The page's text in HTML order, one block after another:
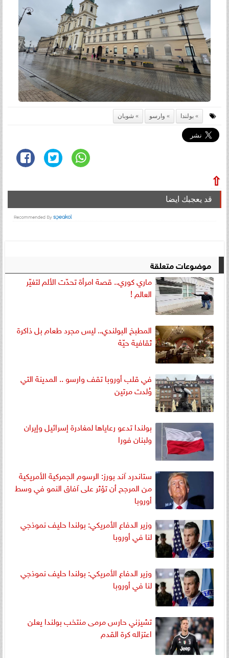
بولندا وارسو شوبان
⇧
قد يعجبك ايضا
موضوعات متعلقة
ماري كوري.. قصة امرأة تحدّت الألم لتغيّر
العالم !
المطبخ البولندي.. ليس مجرد طعام بل ذاكرة
ثقافية حيّة
في قلب أوروبا تقف وارسو .. المدينة التي
وُلدت مرتين
بولندا تدعو رعاياها لمغادرة إسرائيل وإيران
ولبنان فورا
ستاندرد آند بورز: الرسوم الجمركية الأمريكية
من المرجح أن تؤثر على آفاق النمو في وسط
أوروبا
وزير الدفاع الأمريكي: بولندا حليف نموذجي
لنا في أوروبا
وزير الدفاع الأمريكي: بولندا حليف نموذجي
لنا في أوروبا
تشيزني حارس مرمى منتخب بولندا يعلن
اعتزاله كرة القدم